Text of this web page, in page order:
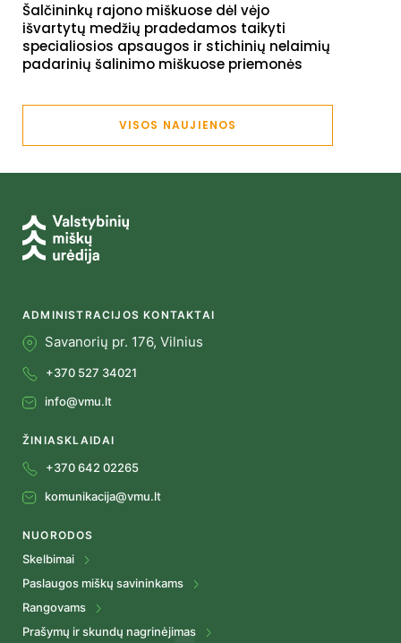
Šalčininkų rajono miškuose dėl vėjo
išvartytų medžių pradedamos taikyti
specialiosios apsaugos ir stichinių nelaimių
padarinių šalinimo miškuose priemonės
VISOS NAUJIENOS
ADMINISTRACIJOS KONTAKTAI
Savanorių pr. 176, Vilnius
+370 527 34021
info@vmu.lt
ŽINIASKLAIDAI
+370 642 02265
komunikacija@vmu.lt
NUORODOS
Skelbimai
Paslaugos miškų savininkams
Rangovams
Prašymų ir skundų nagrinėjimas